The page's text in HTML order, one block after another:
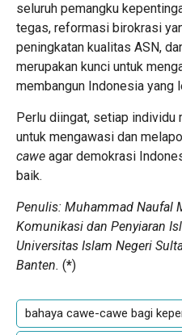
seluruh pemangku
tegas, reformasi birokrasi
peningkatan kualitas ASN,
merupakan kunci untuk
membangun Indonesia yang
Perlu diingat, setiap individu
untuk mengawasi dan
cawe agar demokrasi
baik.
Penulis: Muhammad Naufal
Komunikasi dan Penyiaran
Universitas Islam Negeri
Banten. (*)
bahaya cawe-cawe bagi